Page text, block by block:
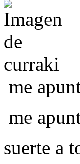
me
me
suerte a